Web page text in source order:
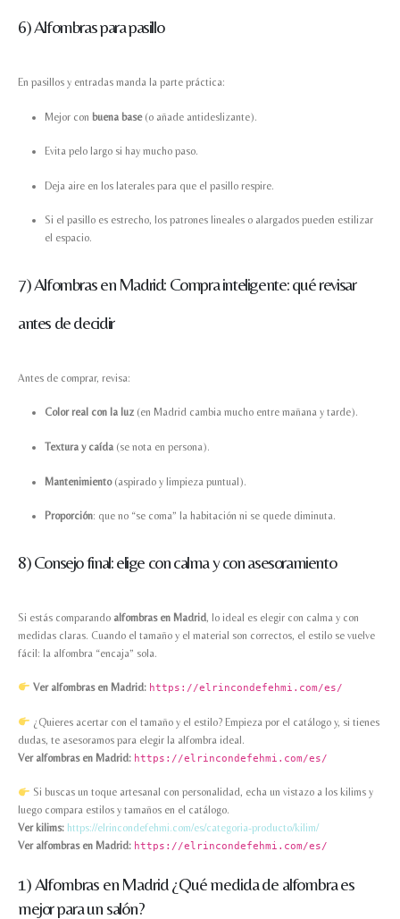
6) Alfombras para pasillo
En pasillos y entradas manda la parte práctica:
Mejor con buena base(o añade antideslizante).
Evita pelo largo si hay mucho paso.
Deja aire en los laterales para que el pasillo respire.
Si el pasillo es estrecho, los patrones lineales o alargados pueden estilizar
el espacio.
7) Alfombras en Madrid: Compra inteligente: qué revisar
antes de decidir
Antes de comprar, revisa:
Color real con la luz(en Madrid cambia mucho entre mañana y tarde).
Textura y caída(se nota en persona).
Mantenimiento(aspirado y limpieza puntual).
Proporción: que no “se coma” la habitación ni se quede diminuta.
8) Consejo final: elige con calma y con asesoramiento
Si estás comparando alfombras en Madrid, lo ideal es elegir con calma y con
medidas claras. Cuando el tamaño y el material son correctos, el estilo se vuelve
fácil: la alfombra “encaja” sola.
Ver alfombras en Madrid: https://elrincondefehmi.com/es/
¿Quieres acertar con el tamaño y el estilo? Empieza por el catálogo y, si tienes
dudas, te asesoramos para elegir la alfombra ideal.
Ver alfombras en Madrid: https://elrincondefehmi.com/es/
Si buscas un toque artesanal con personalidad, echa un vistazo a los kilims y
luego compara estilos y tamaños en el catálogo.
Ver kilims: https://elrincondefehmi.com/es/categoria-producto/kilim/
Ver alfombras en Madrid: https://elrincondefehmi.com/es/
1) Alfombras en Madrid ¿Qué medida de alfombra es
mejor para un salón?